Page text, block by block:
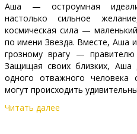
Аша — остроумная
настолько сильное
космическая сила —
по имени Звезда. Вместе, Аша
грозному врагу —
Защищая своих близких, Аша
одного отважного человека
могут происходить
Фильм доступен:
Читать далее